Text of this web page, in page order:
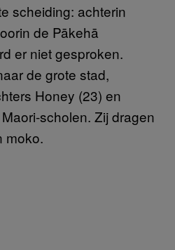
scheiding: achterin
de Pākehā
er niet gesproken.
de grote stad,
Honey (23) en
scholen. Zij dragen
moko.